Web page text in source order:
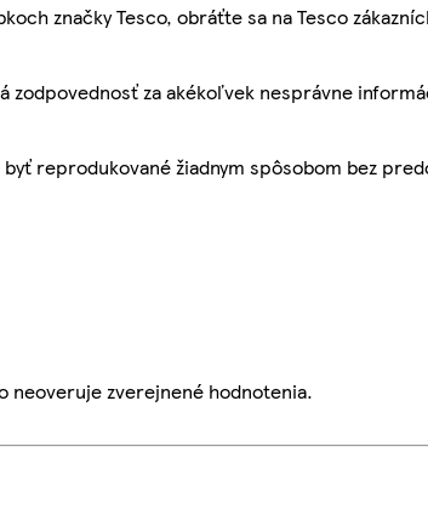
značky Tesco, obráťte sa na Tesco
za akékoľvek nesprávne
reprodukované žiadnym spôsobom bez
neoveruje zverejnené hodnotenia.